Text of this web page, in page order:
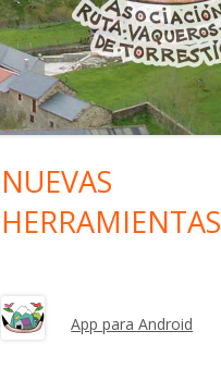
Barra
lateral
NUEVAS
HERRAMIENTAS
App para Android